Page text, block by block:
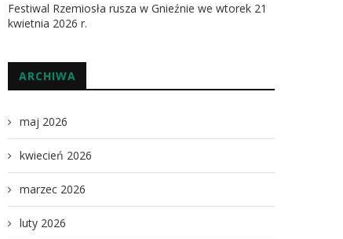
Festiwal Rzemiosła rusza w Gnieźnie we wtorek 21
kwietnia 2026 r.
ARCHIWA
maj 2026
kwiecień 2026
marzec 2026
luty 2026